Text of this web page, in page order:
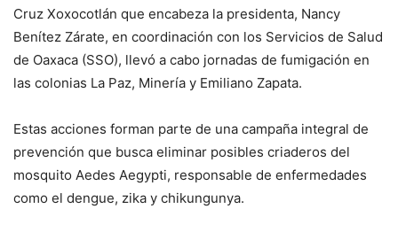
Cruz Xoxocotlán que encabeza la presidenta, Nancy
Benítez Zárate, en coordinación con los Servicios de Salud
de Oaxaca (SSO), llevó a cabo jornadas de fumigación en
las colonias La Paz, Minería y Emiliano Zapata.
Estas acciones forman parte de una campaña integral de
prevención que busca eliminar posibles criaderos del
mosquito Aedes Aegypti, responsable de enfermedades
como el dengue, zika y chikungunya.